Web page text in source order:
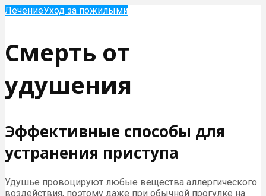
ЛечениеУход за пожилыми
Смерть от
удушения
Эффективные способы для
устранения приступа
Удушье провоцируют любые вещества аллергического
воздействия, поэтому даже при обычной прогулке на